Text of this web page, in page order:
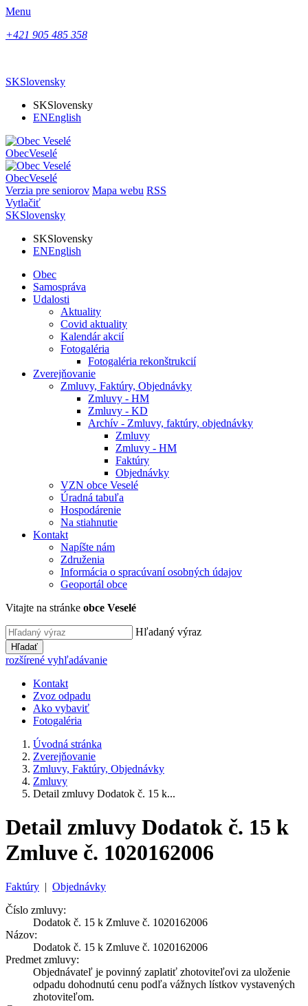
Menu
+421 905 485 358
SKSlovensky
SKSlovensky
ENEnglish
ObecVeselé
ObecVeselé
Verzia pre seniorov Mapa webu RSS
Vytlačiť
SKSlovensky
SKSlovensky
ENEnglish
Obec
Samospráva
Udalosti
Aktuality
Covid aktuality
Kalendár akcií
Fotogaléria
Fotogaléria rekonštrukcií
Zverejňovanie
Zmluvy, Faktúry, Objednávky
Zmluvy - HM
Zmluvy - KD
Archív - Zmluvy, faktúry, objednávky
Zmluvy
Zmluvy - HM
Faktúry
Objednávky
VZN obce Veselé
Úradná tabuľa
Hospodárenie
Na stiahnutie
Kontakt
Napíšte nám
Združenia
Informácia o spracúvaní osobných údajov
Geoportál obce
Vitajte na stránke obce Veselé
Hľadaný výraz
Hľadať
rozšírené vyhľadávanie
Kontakt
Zvoz odpadu
Ako vybaviť
Fotogaléria
Úvodná stránka
Zverejňovanie
Zmluvy, Faktúry, Objednávky
Zmluvy
Detail zmluvy Dodatok č. 15 k...
Detail zmluvy Dodatok č. 15 k
Zmluve č. 1020162006
Faktúry | Objednávky
Číslo zmluvy:
Dodatok č. 15 k Zmluve č. 1020162006
Názov:
Dodatok č. 15 k Zmluve č. 1020162006
Predmet zmluvy:
Objednávateľ je povinný zaplatiť zhotoviteľovi za uloženie
odpadu dohodnutú cenu podľa vážnych lístkov vystavených
zhotoviteľom.